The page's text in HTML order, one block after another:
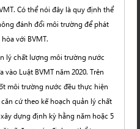
Có thể nói đây là quy định thể
đánh đổi môi trường để phát
với BVMT.
lý chất lượng môi trường nước
Luật BVMT năm 2020. Trên
môi trường nước đều thực hiện
cứ theo kế hoạch quản lý chất
dựng định kỳ hằng năm hoặc 5